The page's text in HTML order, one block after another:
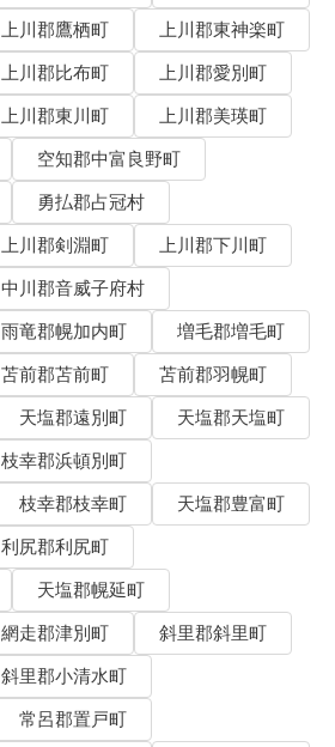
上川郡鷹栖町
上川郡東神楽町
上川郡比布町
上川郡愛別町
上川郡東川町
上川郡美瑛町
空知郡中富良野町
勇払郡占冠村
上川郡剣淵町
上川郡下川町
中川郡音威子府村
雨竜郡幌加内町
増毛郡増毛町
苫前郡苫前町
苫前郡羽幌町
天塩郡遠別町
天塩郡天塩町
枝幸郡浜頓別町
枝幸郡枝幸町
天塩郡豊富町
利尻郡利尻町
天塩郡幌延町
網走郡津別町
斜里郡斜里町
斜里郡小清水町
常呂郡置戸町